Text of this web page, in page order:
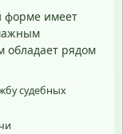
форме имеет
обладает рядом
судебных